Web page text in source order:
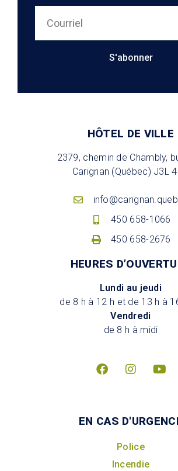
S'abonner
HÔTEL DE VILLE
2379, chemin de Chambly,
Carignan (Québec) J3L
450 658-1066
450 658-2676
HEURES
Lundi au jeudi
de 8 h à 12 h et de 13 h à
Vendredi
de 8 h à midi
EN CAS
Police
Incendie